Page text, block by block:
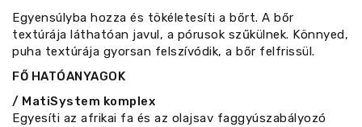
Egyensúlyba hozza és tökéletesíti a bőrt. A bőr
textúrája láthatóan javul, a pórusok szűkülnek. Könnyed,
puha textúrája gyorsan felszívódik, a bőr felfrissül.
FŐ HATÓANYAGOK
/ MatiSystem komplex
Egyesíti az afrikai fa és az olajsav faggyúszabályozó